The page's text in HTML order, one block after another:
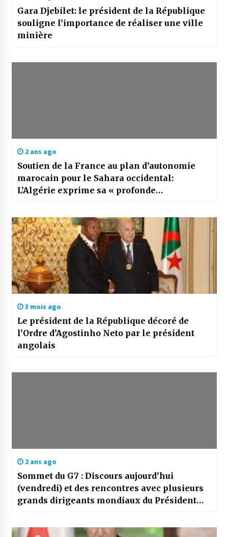
Gara Djebilet: le président de la République
souligne l’importance de réaliser une ville
minière
2 ans ago
Soutien de la France au plan d’autonomie
marocain pour le Sahara occidental:
L’Algérie exprime sa « profonde
3 mois ago
Le président de la République décoré de
l’Ordre d’Agostinho Neto par le président
angolais
2 ans ago
Sommet du G7 : Discours aujourd’hui
(vendredi) et des rencontres avec plusieurs
grands dirigeants mondiaux du Président